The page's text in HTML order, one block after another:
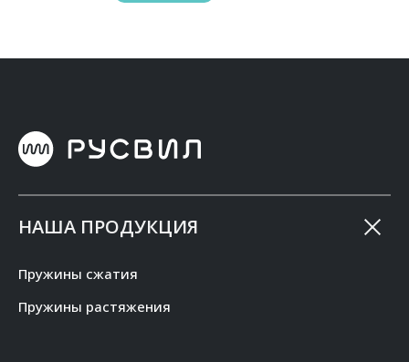
НАША ПРОДУКЦИЯ
Пружины сжатия
Пружины растяжения